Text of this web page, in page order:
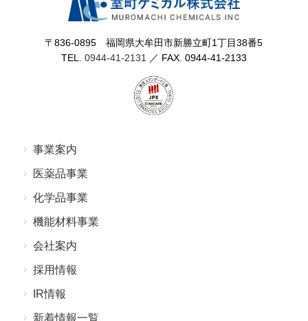
〒836-0895 福岡県⼤牟⽥市新勝⽴町1丁⽬38番5
TEL. 0944-41-2131 ／ FAX. 0944-41-2133
事業案内
医薬品事業
化学品事業
機能材料事業
会社案内
採⽤情報
IR情報
新着情報⼀覧